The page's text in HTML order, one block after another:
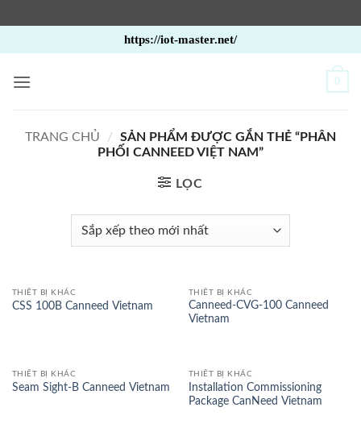
qua
nội
https://iot-master.net/
0
TRANG CHỦ /
SẢN PHẨM ĐƯỢC GẮN THẺ “PHÂN
PHỐI CANNEED VIỆT NAM”
LỌC
THIẾT BỊ KHÁC
CSS 100B Canneed Vietnam
THIẾT BỊ KHÁC
Canneed-CVG-100 Canneed
Vietnam
THIẾT BỊ KHÁC
Seam Sight-B Canneed Vietnam
THIẾT BỊ KHÁC
Installation Commissioning
Package CanNeed Vietnam